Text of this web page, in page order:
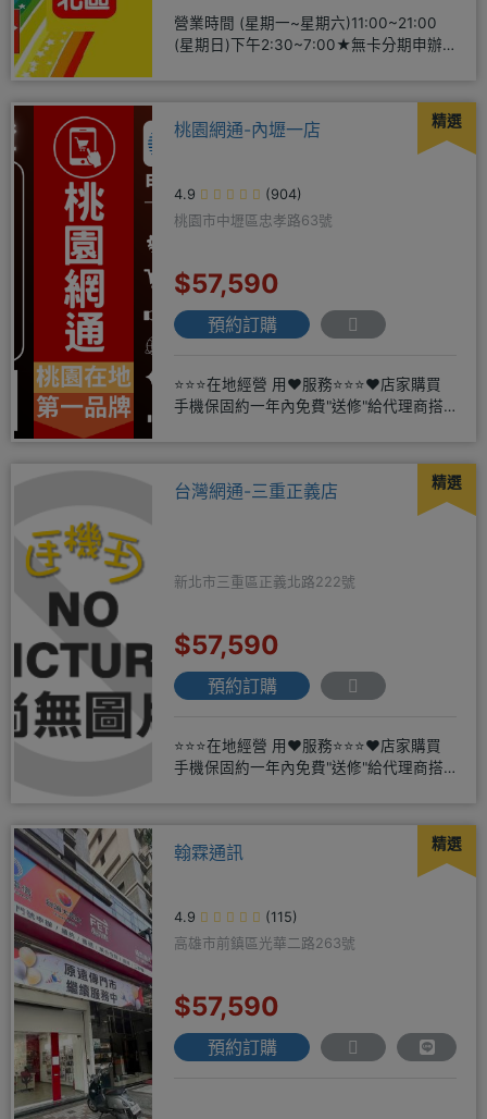
營業時間 (星期一~星期六)11:00~21:00
(星期日)下午2:30~7:00★無卡分期申辦
精選
桃園網通-內壢一店
4.9
(904)
桃園市中壢區忠孝路63號
$57,590
預約訂購
⭐⭐⭐在地經營 用❤️服務⭐⭐⭐❤️店家購買
手機保固約一年內免費"送修"給代理商搭
精選
台灣網通-三重正義店
新北市三重區正義北路222號
$57,590
預約訂購
⭐⭐⭐在地經營 用❤️服務⭐⭐⭐❤️店家購買
手機保固約一年內免費"送修"給代理商搭
精選
翰霖通訊
4.9
(115)
高雄市前鎮區光華二路263號
$57,590
預約訂購